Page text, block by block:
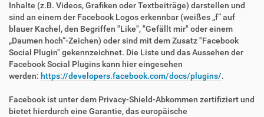
Inhalte (z.B. Videos, Grafiken oder Textbeiträge) darstellen und
sind an einem der Facebook Logos erkennbar (weißes „f“ auf
blauer Kachel, den Begriffen "Like", "Gefällt mir" oder einem
„Daumen hoch“-Zeichen) oder sind mit dem Zusatz "Facebook
Social Plugin" gekennzeichnet. Die Liste und das Aussehen der
Facebook Social Plugins kann hier eingesehen
werden: https://developers.facebook.com/docs/plugins/.
Facebook ist unter dem Privacy-Shield-Abkommen zertifiziert und
bietet hierdurch eine Garantie, das europäische